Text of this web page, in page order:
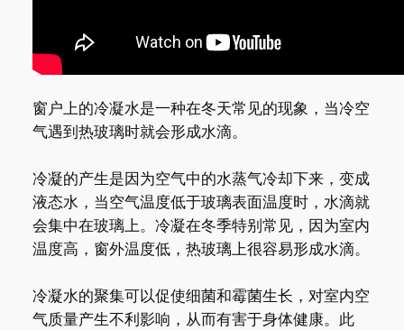
窗户上的冷凝水是一种在冬天常见的现象，当冷空
气遇到热玻璃时就会形成水滴。
冷凝的产生是因为空气中的水蒸气冷却下来，变成
液态水，当空气温度低于玻璃表面温度时，水滴就
会集中在玻璃上。冷凝在冬季特别常见，因为室内
温度高，窗外温度低，热玻璃上很容易形成水滴。
冷凝水的聚集可以促使细菌和霉菌生长，对室内空
气质量产生不利影响，从而有害于身体健康。此